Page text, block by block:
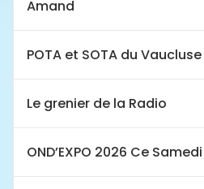
Amand
POTA et SOTA du
Le grenier de la Radio
OND’EXPO 2026 Ce